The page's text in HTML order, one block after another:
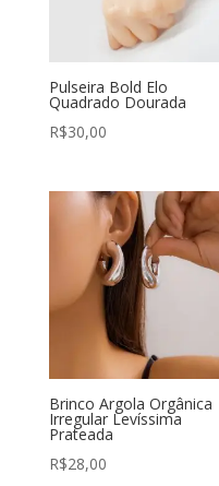
Pulseira Bold Elo
Quadrado Dourada
R$30,00
Brinco Argola Orgânica
Irregular Levíssima
Prateada
R$28,00